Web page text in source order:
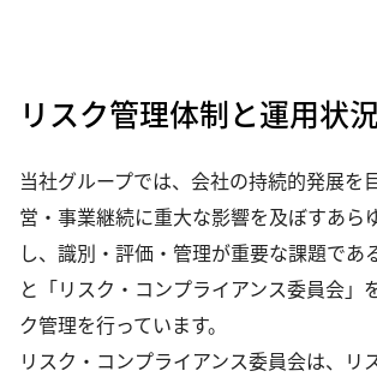
リスク管理体制と運用状況
当社グループでは、会社の持続的発展を
営・事業継続に重大な影響を及ぼすあら
し、識別・評価・管理が重要な課題であ
と「リスク・コンプライアンス委員会」
ク管理を行っています。
リスク・コンプライアンス委員会は、リ